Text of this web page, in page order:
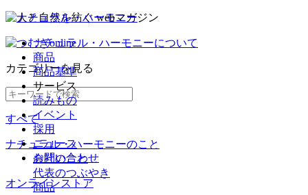
ナチュラル・ハーモニーについて
商品
商品基準
サービス
読みもの
イベント
採用
ニュース
お問い合わせ
オンラインストア
カテゴリーを見る
すべて
ナチュラル・ハーモニーのこと
会社のこと
代表のつぶやき
商品